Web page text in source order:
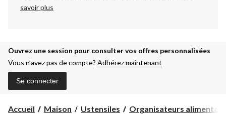
savoir plus
Ouvrez une session pour consulter vos offres personnalisées
Vous n’avez pas de compte? Adhérez maintenant
Se connecter
Accueil Maison Ustensiles Organisateurs